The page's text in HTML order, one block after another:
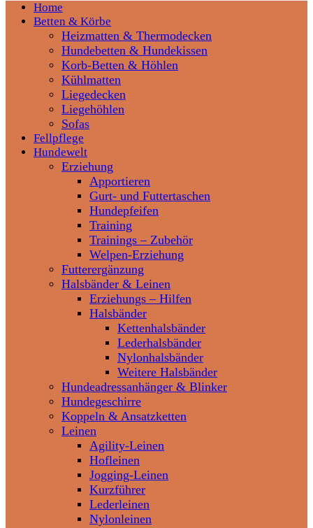
Home
Betten & Körbe
Heizmatten & Thermodecken
Hundebetten & Hundekissen
Korb-Betten & Höhlen
Kühlmatten
Liegedecken
Liegehöhlen
Sofas
Fellpflege
Hundewelt
Erziehung
Apportieren
Gurt- und Futtertaschen
Hundepfeifen
Training
Trainings – Zubehör
Welpen-Erziehung
Futterergänzung
Halsbänder & Leinen
Erziehungs – Hilfen
Halsbänder
Kettenhalsbänder
Lederhalsbänder
Nylonhalsbänder
Weitere Halsbänder
Hundeadressanhänger & Blinker
Hundegeschirre
Koppeln & Ansatzketten
Leinen
Agility-Leinen
Hofleinen
Jogging-Leinen
Kurzführer
Lederleinen
Nylonleinen